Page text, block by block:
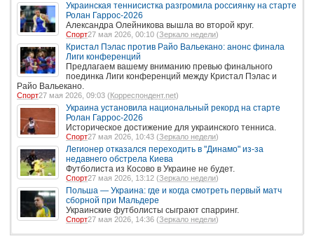
Украинская теннисистка разгромила россиянку на старте
Ролан Гаррос-2026
Александра Олейникова вышла во второй круг.
Спорт27 мая 2026, 00:10 (Зеркало недели)
Кристал Пэлас против Райо Вальекано: анонс финала
Лиги конференций
Предлагаем вашему вниманию превью финального
поединка Лиги конференций между Кристал Пэлас и
Райо Вальекано.
Спорт27 мая 2026, 09:03 ( Корреспондент.net)
Украина установила национальный рекорд на старте
Ролан Гаррос-2026
Историческое достижение для украинского тенниса.
Спорт27 мая 2026, 10:43 (Зеркало недели)
Легионер отказался переходить в "Динамо" из-за
недавнего обстрела Киева
Футболиста из Косово в Украине не будет.
Спорт27 мая 2026, 13:12 (Зеркало недели)
Польша — Украина: где и когда смотреть первый матч
сборной при Мальдере
Украинские футболисты сыграют спарринг.
Спорт27 мая 2026, 14:36 (Зеркало недели)